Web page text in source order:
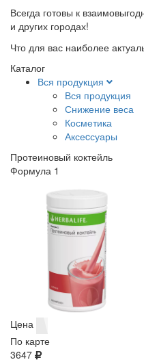
Всегда готовы к
и других городах!
Что для вас наиболее
Каталог
Вся продукция
Вся продукция
Снижение веса
Косметика
Аксеcсуары
Протеиновый коктейль
Формула 1
Цена
По карте
3647